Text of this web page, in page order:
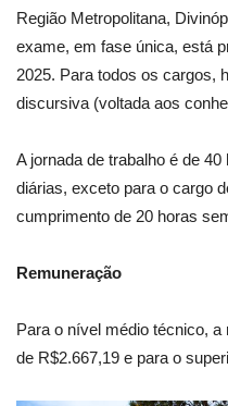
Região Metropolitana,
exame, em fase única, está
2025. Para todos os cargos,
discursiva (voltada aos
A jornada de trabalho é de
diárias, exceto para o cargo
cumprimento de 20 horas
Remuneração
Para o nível médio técnico, a
de R$2.667,19 e para o